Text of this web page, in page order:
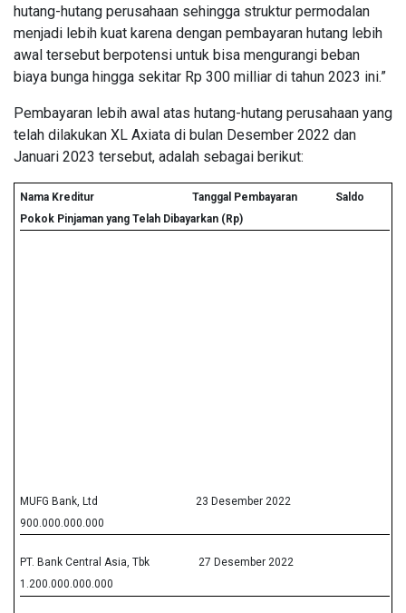
hutang-hutang perusahaan sehingga struktur permodalan
menjadi lebih kuat karena dengan pembayaran hutang lebih
awal tersebut berpotensi untuk bisa mengurangi beban
biaya bunga hingga sekitar Rp 300 milliar di tahun 2023 ini.”
Pembayaran lebih awal atas hutang-hutang perusahaan yang
telah dilakukan XL Axiata di bulan Desember 2022 dan
Januari 2023 tersebut, adalah sebagai berikut:
Nama Kreditur Tanggal Pembayaran
Saldo
Pokok Pinjaman yang Telah Dibayarkan (Rp)
MUFG Bank, Ltd
23 Desember 2022
900.000.000.000
PT. Bank Central Asia, Tbk
27 Desember 2022
1.200.000.000.000